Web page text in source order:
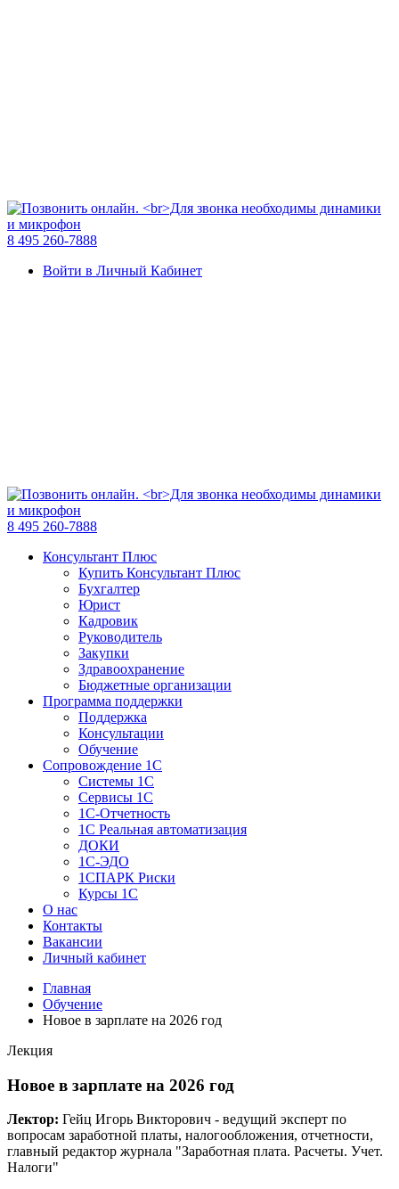
8 495 260-7888
Войти в Личный Кабинет
8 495 260-7888
Консультант Плюс
Купить Консультант Плюс
Бухгалтер
Юрист
Кадровик
Руководитель
Закупки
Здравоохранение
Бюджетные организации
Программа поддержки
Поддержка
Консультации
Обучение
Сопровождение 1С
Системы 1С
Сервисы 1С
1C-Отчетность
1С Реальная автоматизация
ДОКИ
1C-ЭДО
1СПАРК Риски
Курсы 1С
О нас
Контакты
Вакансии
Личный кабинет
Главная
Обучение
Новое в зарплате на 2026 год
Лекция
Новое в зарплате на 2026 год
Лектор: Гейц Игорь Викторович - ведущий эксперт по
вопросам заработной платы, налогообложения, отчетности,
главный редактор журнала "Заработная плата. Расчеты. Учет.
Налоги"